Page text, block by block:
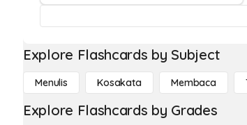
Explore Flashcards by Subject
Menulis Kosakata Membaca
Explore Flashcards by Grades